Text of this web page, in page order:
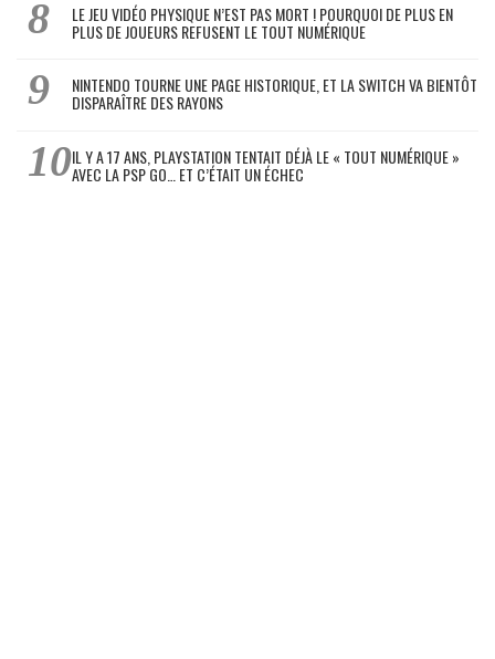
LE JEU VIDÉO PHYSIQUE N’EST PAS MORT ! POURQUOI DE PLUS EN
PLUS DE JOUEURS REFUSENT LE TOUT NUMÉRIQUE
NINTENDO TOURNE UNE PAGE HISTORIQUE, ET LA SWITCH VA BIENTÔT
DISPARAÎTRE DES RAYONS
IL Y A 17 ANS, PLAYSTATION TENTAIT DÉJÀ LE « TOUT NUMÉRIQUE »
AVEC LA PSP GO… ET C’ÉTAIT UN ÉCHEC